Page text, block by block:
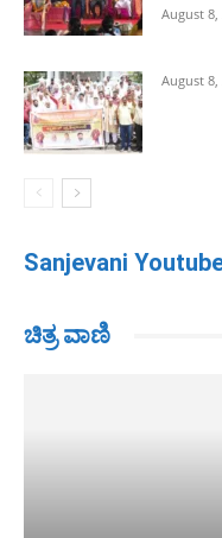
August 8,
August 8,
Sanjevani
ಚಿತ್ರ ವಾಣಿ